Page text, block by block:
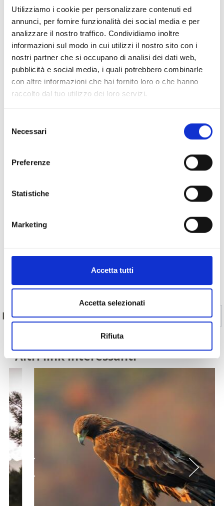
Utilizziamo i cookie per personalizzare contenuti ed
annunci, per fornire funzionalità dei social media e per
analizzare il nostro traffico. Condividiamo inoltre
informazioni sul modo in cui utilizzi il nostro sito con i
nostri partner che si occupano di analisi dei dati web,
pubblicità e social media, i quali potrebbero combinarle
con altre informazioni che hai fornito loro o che hanno
raccolto dal tuo utilizzo dei loro servizi.
delNecessari
Preferenze
Statistiche
Marketing
Accetta tutti
Accetta selezionati
Rifiuta
Indietro
IL CONTENUTO VI È STATO UTILE? Sì No
Altri link interessanti